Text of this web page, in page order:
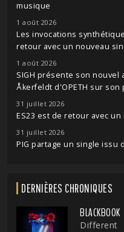
musique
1 août 2026
Les invocations
retour avec un nouveau
1 août 2026
SIGH présente son nouvel
Åkerfeldt d'OPETH sur son
31 juillet 2026
ES23 est de retour avec
31 juillet 2026
PIG partage un single issu
DERNIÈRES CHRONIQUES
BLACKBOOK
Different